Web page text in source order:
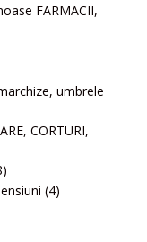
FARMACII,
umbrele
CORTURI,
(4)